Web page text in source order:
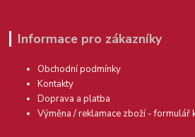
Informace pro zákazníky
Obchodní podmínky
Kontakty
Doprava a platba
Výměna / reklamace zboží - formulář